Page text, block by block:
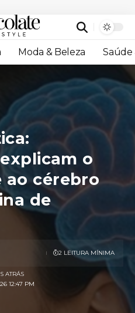
Moda & Beleza Saúde
o
ao cérebro
de
12:47 PM
ATRÁS
2 LEITURA MÍNIMA